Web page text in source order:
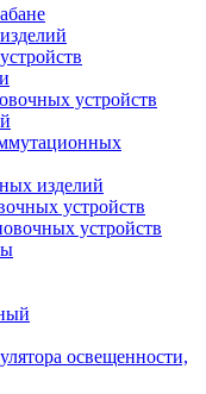
устройств
изделий
устройств
устройств
освещенности,